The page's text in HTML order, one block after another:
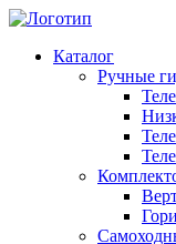
Каталог
Ручные